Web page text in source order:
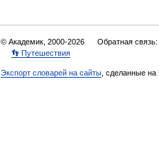
© Академик, 2000-2026 Обратная связь:
👣 Путешествия
Экспорт словарей на сайты , сделанные на